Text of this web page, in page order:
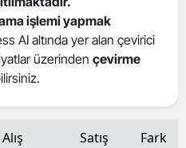
Isparta
Mersin
işlemi yapmak
AI altında yer alan çevirici
üzerinden çevirme
Alış Satış Fark